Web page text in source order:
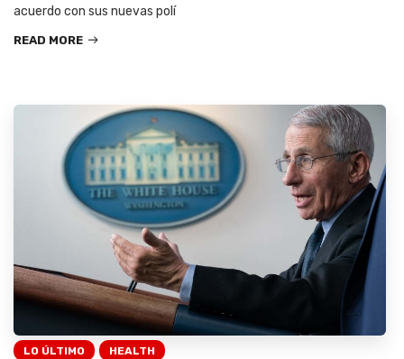
acuerdo con sus nuevas polí
READ MORE
LO ÚLTIMO HEALTH